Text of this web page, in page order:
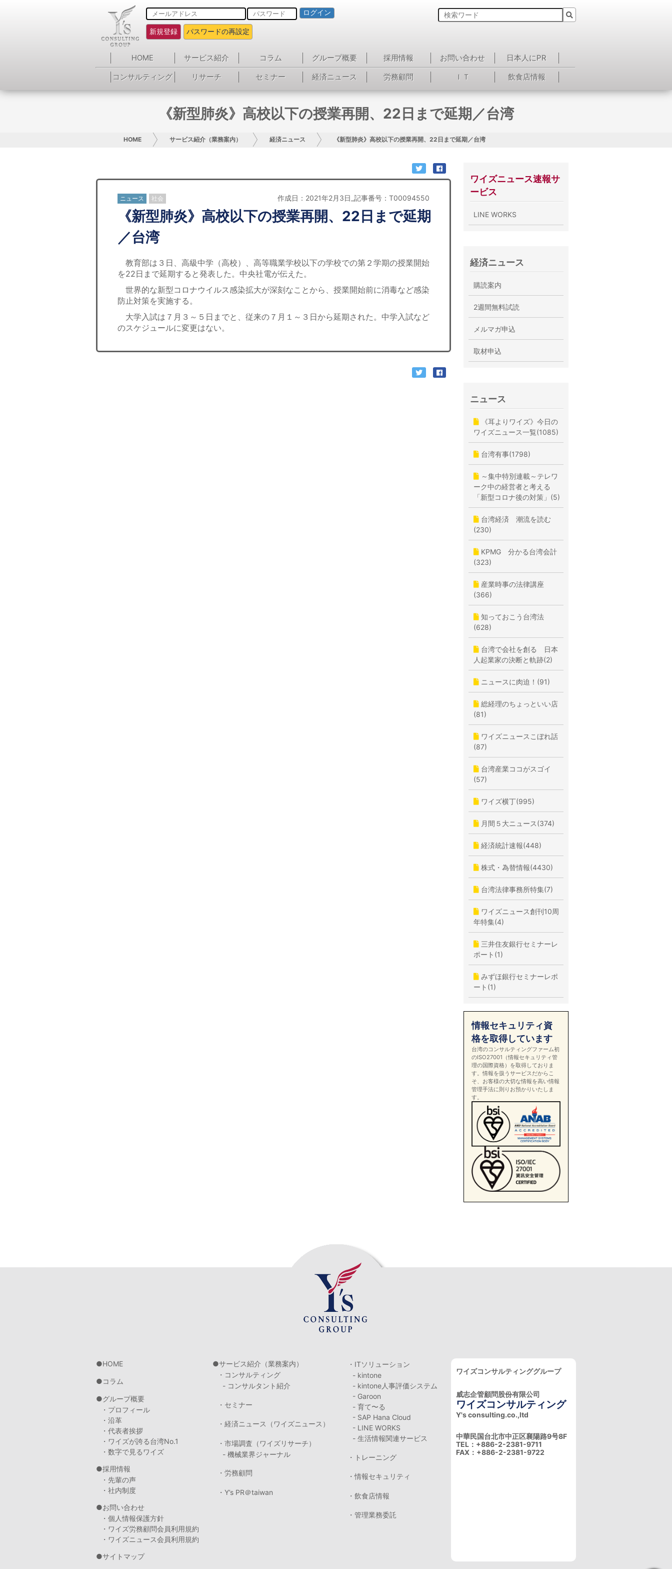
ログイン
新規登録 パスワードの再設定
HOME サービス紹介 コラム グループ概要 採用情報 お問い合わせ
日本人にPR
コンサルティング
リサーチ セミナー 経済ニュース 労務顧問 ＩＴ 飲食店情報
《新型肺炎》高校以下の授業再開、22日まで延期／台湾
HOME サービス紹介（業務案内） 経済ニュース 《新型肺炎》高校以下の授業再開、22日まで延期／台湾
ニュース 社会 作成日：2021年2月3日_記事番号：T00094550
《新型肺炎》高校以下の授業再開、22日まで延期
／台湾
教育部は３日、高級中学（高校）、高等職業学校以下の学校での第２学期の授業開始
を22日まで延期すると発表した。中央社電が伝えた。
世界的な新型コロナウイルス感染拡大が深刻なことから、授業開始前に消毒など感染
防止対策を実施する。
大学入試は７月３～５日までと、従来の７月１～３日から延期された。中学入試など
のスケジュールに変更はない。
ワイズニュース速報サ
ービス
LINE WORKS
経済ニュース
購読案内
2週間無料試読
メルマガ申込
取材申込
ニュース
《耳よりワイズ》今日の
ワイズニュース一覧(1085)
台湾有事(1798)
～集中特別連載～テレワ
ーク中の経営者と考える
「新型コロナ後の対策」(5)
台湾経済 潮流を読む
(230)
KPMG 分かる台湾会計
(323)
産業時事の法律講座
(366)
知っておこう台湾法
(628)
台湾で会社を創る 日本
人起業家の決断と軌跡(2)
ニュースに肉迫！(91)
総経理のちょっといい店
(81)
ワイズニュースこぼれ話
(87)
台湾産業ココがスゴイ
(57)
ワイズ横丁(995)
月間５大ニュース(374)
経済統計速報(448)
株式・為替情報(4430)
台湾法律事務所特集(7)
ワイズニュース創刊10周
年特集(4)
三井住友銀行セミナーレ
ポート(1)
みずほ銀行セミナーレポ
ート(1)
情報セキュリティ資
格を取得しています
台湾のコンサルティングファーム初
のISO27001（情報セキュリティ管
理の国際資格）を取得しておりま
す。情報を扱うサービスだからこ
そ、お客様の大切な情報を高い情報
管理手法に則りお預かりいたしま
す。
HOME
コラム
グループ概要
・プロフィール
・沿革
・代表者挨拶
・ワイズが誇る台湾No.1
・数字で見るワイズ
採用情報
・先輩の声
・社内制度
お問い合わせ
・個人情報保護方針
・ワイズ労務顧問会員利用規約
・ワイズニュース会員利用規約
サイトマップ
サービス紹介（業務案内）
・コンサルティング
- コンサルタント紹介
・セミナー
・経済ニュース（ワイズニュース）
・市場調査（ワイズリサーチ）
- 機械業界ジャーナル
・労務顧問
・Y’s PR＠taiwan
・ITソリューション
- kintone
- kintone人事評価システム
- Garoon
- 育て〜る
- SAP Hana Cloud
- LINE WORKS
- 生活情報関連サービス
・トレーニング
・情報セキュリティ
・飲食店情報
・管理業務委託
ワイズコンサルティンググループ
威志企管顧問股份有限公司
ワイズコンサルティング
Y's consulting.co.,ltd
中華民国台北市中正区襄陽路9号8F
TEL：+886-2-2381-9711
FAX：+886-2-2381-9722